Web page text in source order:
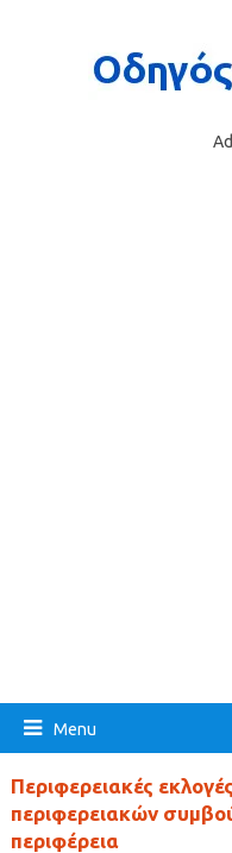
Menu
Περιφερειακές
περιφερειακών
περιφέρεια